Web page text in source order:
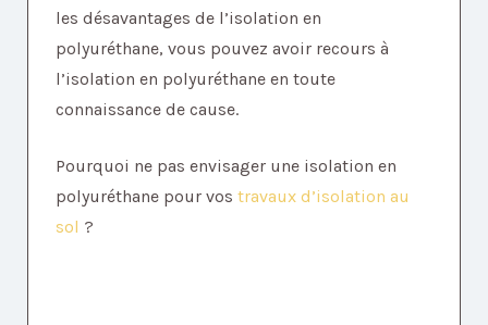
les désavantages de l’isolation en
polyuréthane, vous pouvez avoir recours à
l’isolation en polyuréthane en toute
connaissance de cause.
Pourquoi ne pas envisager une isolation en
polyuréthane pour vos travaux d’isolation au
sol ?